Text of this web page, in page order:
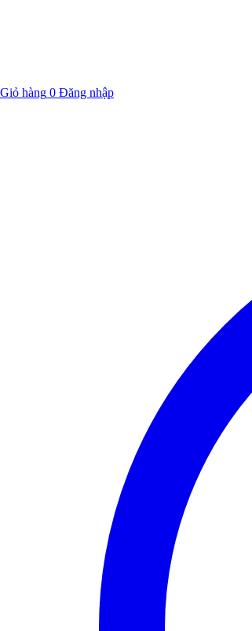
Giỏ hàng 0 Đăng nhập